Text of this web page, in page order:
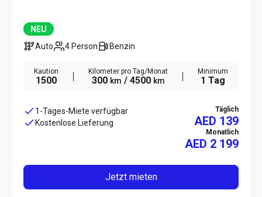
NEU
Auto
4 Person Benzin
Kaution
1500
Kilometer pro Tag/Monat
300 km / 4500 km
Minimum
1 Tag
1-Tages-Miete verfügbar
Kostenlose Lieferung
Täglich
AED 139
Monatlich
AED 2 199
Jetzt mieten